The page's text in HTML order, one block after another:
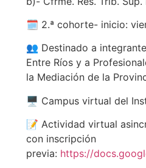
🗓️ 2.ª cohorte- inicio:
👥 Destinado a
Entre Ríos y a
la Mediación de la
🖥️ Campus virtual del
📝 Actividad virtual
con inscripción
previa: https://